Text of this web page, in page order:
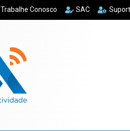
Trabalhe Conosco SAC